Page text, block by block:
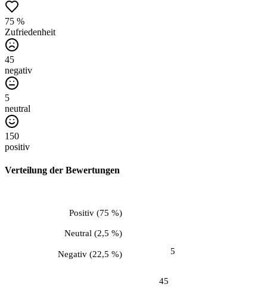
75 %
Zufriedenheit
45
negativ
5
neutral
150
positiv
Verteilung der Bewertungen
45
Negativ(22,5 %) 5
Neutral (2,5 %)
Positiv(75 %)